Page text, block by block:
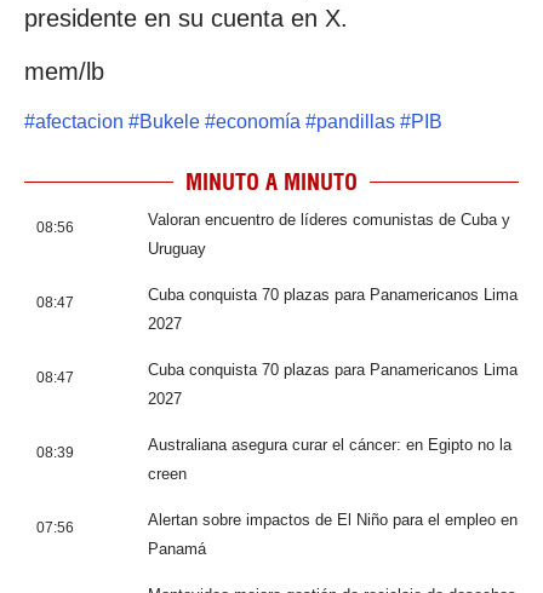
presidente en su cuenta en X.
mem/lb
#afectacion #Bukele #economía #pandillas #PIB
MINUTO A MINUTO
08:56
Valoran encuentro de líderes comunistas de Cuba y
Uruguay
08:47
Cuba conquista 70 plazas para Panamericanos Lima
2027
08:47
Cuba conquista 70 plazas para Panamericanos Lima
2027
08:39
Australiana asegura curar el cáncer: en Egipto no la
creen
07:56
Alertan sobre impactos de El Niño para el empleo en
Panamá